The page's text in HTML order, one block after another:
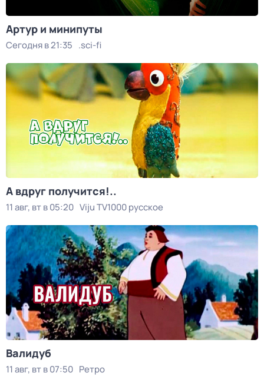
Артур и минипуты
Сегодня в 21:35 .sci-fi
А вдруг получится!..
11 авг, вт в 05:20 Viju TV1000 русское
Валидуб
11 авг, вт в 07:50 Ретро